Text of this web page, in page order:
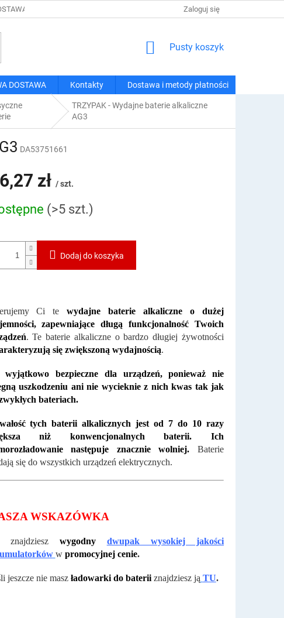
I METODY PŁATNOŚCI REGULAMIN ZAKUPÓW
Zaloguj się
KOSZYK
Pusty koszyk
DOSTAWA Kontakty Dostawa i metody płatności
TRZYPAK - Wydajne baterie alkaliczne
AG3
DA53751661
zł / szt.
(>5 szt.)
Dodaj do koszyka
Ci tewydajne baterie alkaliczne o dużej
zapewniające długą funkcjonalność Twoich
. Te baterie alkaliczne o bardzo długiej żywotności
się zwiększoną wydajnością.
wyjątkowo bezpieczne dla urządzeń, ponieważ nie
uszkodzeniu ani nie wycieknie z nich kwas tak jak
bateriach.
tych baterii alkalicznych jest od 7 do 10 razy
niż konwencjonalnych baterii. Ich
następuje znacznie wolniej. Baterie
się do wszystkich urządzeń elektrycznych.
WSKAZÓWKA
znajdzieszwygodny
dwupak wysokiej jakości
wpromocyjnej cenie.
jeszcze nie maszładowarki do bateriiznajdziesz ją TU.